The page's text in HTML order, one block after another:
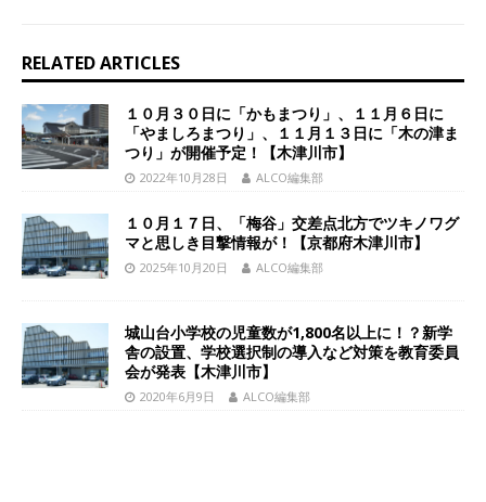
RELATED ARTICLES
１０月３０日に「かもまつり」、１１月６日に
「やましろまつり」、１１月１３日に「木の津ま
つり」が開催予定！【木津川市】
2022年10月28日 ALCO編集部
１０月１７日、「梅谷」交差点北方でツキノワグ
マと思しき目撃情報が！【京都府木津川市】
2025年10月20日 ALCO編集部
城山台小学校の児童数が1,800名以上に！？新学
舎の設置、学校選択制の導入など対策を教育委員
会が発表【木津川市】
2020年6月9日 ALCO編集部